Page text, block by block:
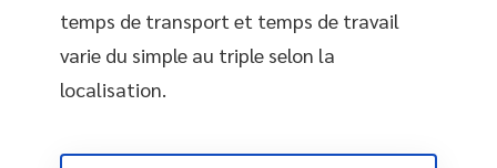
temps de transport et temps de travail
varie du simple au triple selon la
localisation.